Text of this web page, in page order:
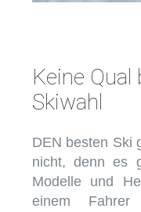
Keine Qual
Skiwahl
DEN besten Ski
nicht, denn es
Modelle und
einem Fahrer